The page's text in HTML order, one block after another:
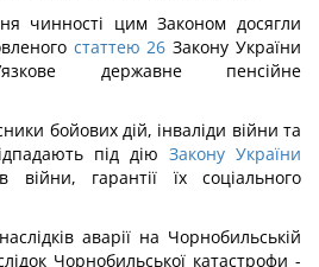
чинності цим Законом досягли
статтею 26 Закону України
державне пенсійне
бойових дій, інваліди війни та
під дію Закону України
війни, гарантії їх соціального
аварії на Чорнобильській
Чорнобильської катастрофи -